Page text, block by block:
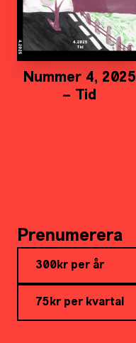
Nummer 4, 2025
– Tid
Prenumerera
300kr per år
75kr per kvartal